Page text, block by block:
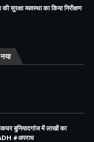
सुरक्षा व्यवस्था का किया निरीक्षण
बुनियादगांज में लाखों का
#अपराध